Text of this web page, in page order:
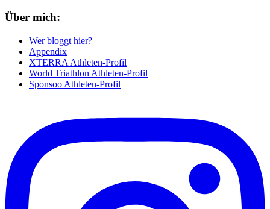
Über mich:
Wer bloggt hier?
Appendix
XTERRA Athleten-Profil
World Triathlon Athleten-Profil
Sponsoo Athleten-Profil